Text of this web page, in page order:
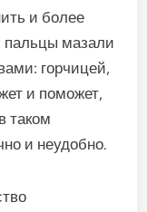
и более
пальцы мазали
горчицей,
и поможет,
таком
и неудобно.